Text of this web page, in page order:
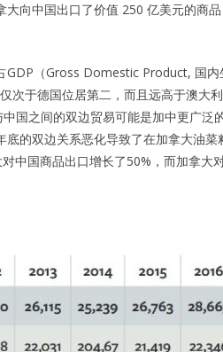
向中国出口了价值 250 亿美元的商
GDP（Gross Domestic Product, 国
于德国位居第二，而且远高于澳大
国之间的双边贸易可能是加中更广泛
的双边关系恶化导致了在加拿大油
中国商品出口增长了50%，而加拿大